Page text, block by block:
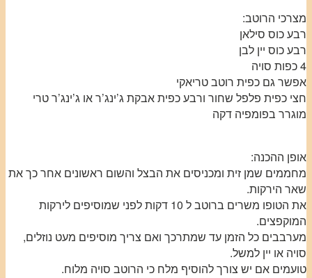
מצרכי הרוטב:
רבע כוס סילאן
רבע כוס יין לבן
4 כפות סויה
אפשר גם כפית רוטב טריאקי
חצי כפית פלפל שחור ורבע כפית אבקת ג’ינג’ר או ג’ינג’ר טרי
מוגרר בפומפיה דקה
אופן ההכנה:
מחממים שמן זית ומכניסים את הבצל והשום ראשונים אחר כך את
שאר הירקות.
את הטופו משרים ברוטב ל 10 דקות לפני שמוסיפים לירקות
המוקפצים.
מערבבים כל הזמן עד שמתרכך ואם צריך מוסיפים מעט נוזלים,
סויה או יין למשל.
טועמים אם יש צורך להוסיף מלח כי הרוטב סויה מלוח.